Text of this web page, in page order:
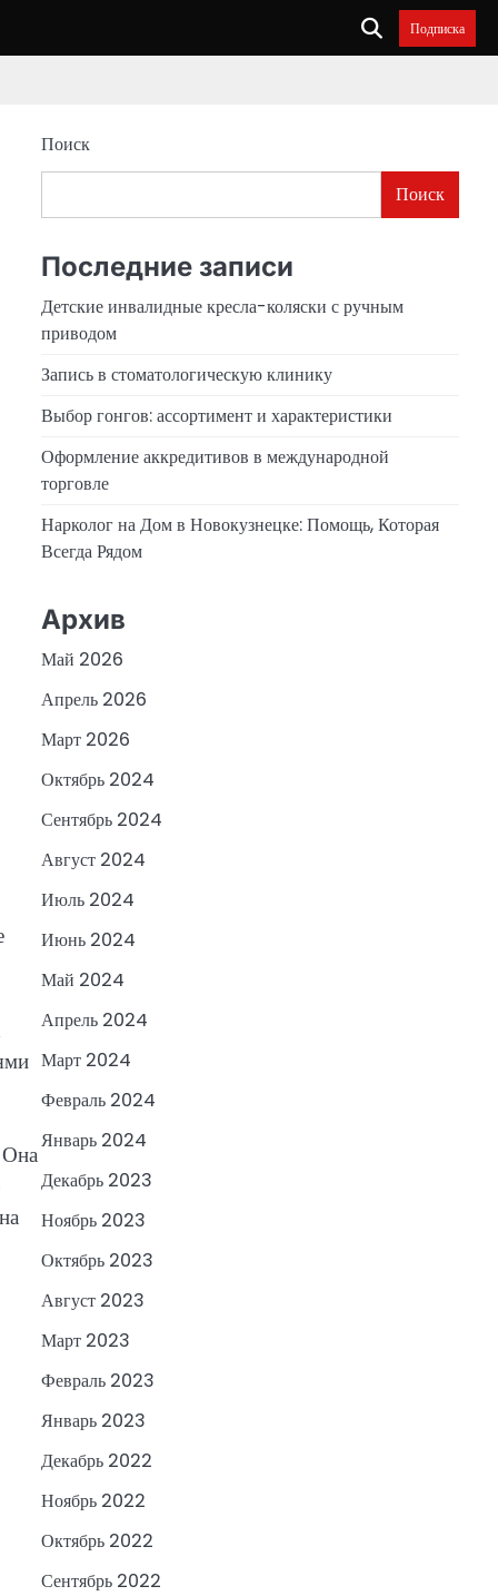
Подписка
Она
Поиск
Поиск
Последние записи
Детские инвалидные кресла-коляски с ручным
приводом
Запись в стоматологическую клинику
Выбор гонгов: ассортимент и характеристики
Оформление аккредитивов в международной
торговле
Нарколог на Дом в Новокузнецке: Помощь, Которая
Всегда Рядом
Архив
Май 2026
Апрель 2026
Март 2026
Октябрь 2024
Сентябрь 2024
Август 2024
Июль 2024
Июнь 2024
Май 2024
Апрель 2024
Март 2024
Февраль 2024
Январь 2024
Декабрь 2023
Ноябрь 2023
Октябрь 2023
Август 2023
Март 2023
Февраль 2023
Январь 2023
Декабрь 2022
Ноябрь 2022
Октябрь 2022
Сентябрь 2022